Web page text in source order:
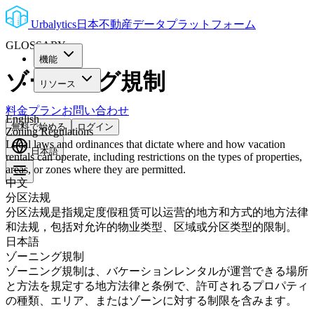
Urbalytics日本不動産データプラットフォーム
機能
リソース
料金プランお問い合わせ
無料で始める ログイン
日本語
GLOSSARY
ゾーニング規制
English
Zoning Regulations
Local laws and ordinances that dictate where and how vacation
rentals can operate, including restrictions on the types of properties,
areas, or zones where they are permitted.
中文
分区法规
分区法规是指规定度假租赁可以运营的地方和方式的地方法律
和法规，包括对允许的物业类型、区域或分区类型的限制。
日本語
ゾーニング規制
ゾーニング規制は、バケーションレンタルが運営できる場所
と方法を規定する地方法律と条例で、許可されるプロパティ
の種類、エリア、またはゾーンに対する制限を含みます。